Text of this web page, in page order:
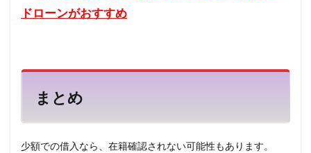
ドローンがおすすめ
まとめ
少額での借入なら、在籍確認されない可能性もあります。